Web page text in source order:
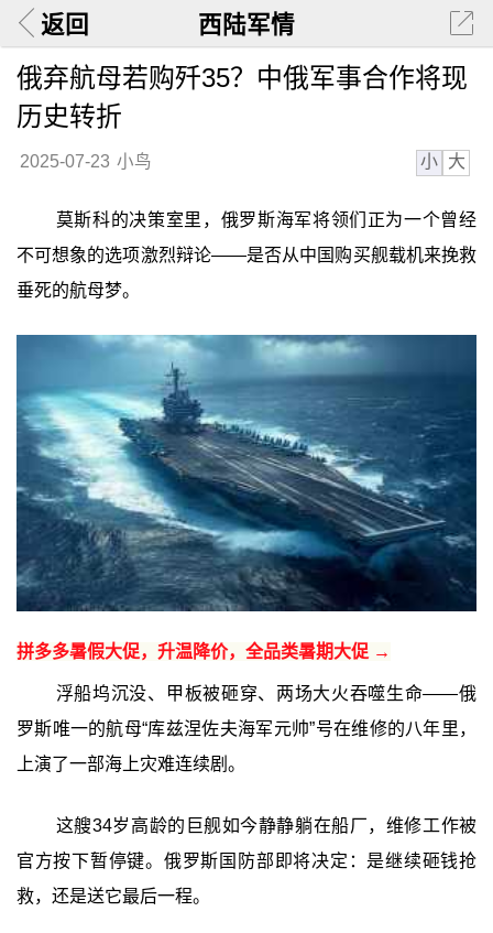
返回 西陆军情
俄弃航母若购歼35？中俄军事合作将现
历史转折
2025-07-23 小鸟 小 大
莫斯科的决策室里，俄罗斯海军将领们正为一个曾经
不可想象的选项激烈辩论——是否从中国购买舰载机来挽救
垂死的航母梦。
拼多多暑假大促，升温降价，全品类暑期大促 →
浮船坞沉没、甲板被砸穿、两场大火吞噬生命——俄
罗斯唯一的航母“库兹涅佐夫海军元帅”号在维修的八年里，
上演了一部海上灾难连续剧。
这艘34岁高龄的巨舰如今静静躺在船厂，维修工作被
官方按下暂停键。俄罗斯国防部即将决定：是继续砸钱抢
救，还是送它最后一程。